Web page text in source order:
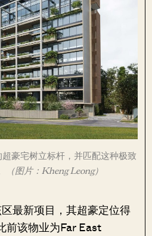
豪宅树立标杆，并匹配这种极致
（图片：Kheng Leong）
最新项目，其超豪定位得
前该物业为Far East